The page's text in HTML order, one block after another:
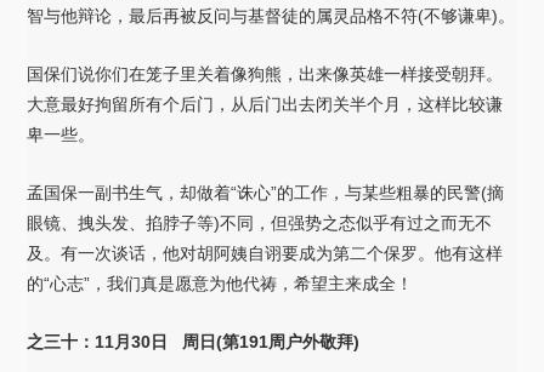
智与他辩论，最后再被反问与基督徒的属灵品格不符(不够谦卑)。
国保们说你们在笼子里关着像狗熊，出来像英雄一样接受朝拜。
大意最好拘留所有个后门，从后门出去闭关半个月，这样比较谦
卑一些。
孟国保一副书生气，却做着“诛心”的工作，与某些粗暴的民警(摘
眼镜、拽头发、掐脖子等)不同，但强势之态似乎有过之而无不
及。有一次谈话，他对胡阿姨自诩要成为第二个保罗。他有这样
的“心志”，我们真是愿意为他代祷，希望主来成全！
之三十：11月30日 周日(第191周户外敬拜)